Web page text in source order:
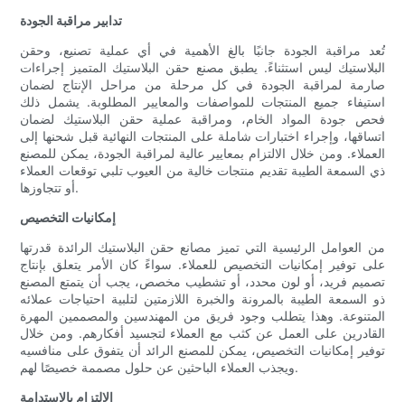
تدابير مراقبة الجودة
تُعد مراقبة الجودة جانبًا بالغ الأهمية في أي عملية تصنيع، وحقن
البلاستيك ليس استثناءً. يطبق مصنع حقن البلاستيك المتميز إجراءات
صارمة لمراقبة الجودة في كل مرحلة من مراحل الإنتاج لضمان
استيفاء جميع المنتجات للمواصفات والمعايير المطلوبة. يشمل ذلك
فحص جودة المواد الخام، ومراقبة عملية حقن البلاستيك لضمان
اتساقها، وإجراء اختبارات شاملة على المنتجات النهائية قبل شحنها إلى
العملاء. ومن خلال الالتزام بمعايير عالية لمراقبة الجودة، يمكن للمصنع
ذي السمعة الطيبة تقديم منتجات خالية من العيوب تلبي توقعات العملاء
أو تتجاوزها.
إمكانيات التخصيص
من العوامل الرئيسية التي تميز مصانع حقن البلاستيك الرائدة قدرتها
على توفير إمكانيات التخصيص للعملاء. سواءً كان الأمر يتعلق بإنتاج
تصميم فريد، أو لون محدد، أو تشطيب مخصص، يجب أن يتمتع المصنع
ذو السمعة الطيبة بالمرونة والخبرة اللازمتين لتلبية احتياجات عملائه
المتنوعة. وهذا يتطلب وجود فريق من المهندسين والمصممين المهرة
القادرين على العمل عن كثب مع العملاء لتجسيد أفكارهم. ومن خلال
توفير إمكانيات التخصيص، يمكن للمصنع الرائد أن يتفوق على منافسيه
ويجذب العملاء الباحثين عن حلول مصممة خصيصًا لهم.
الالتزام بالاستدامة